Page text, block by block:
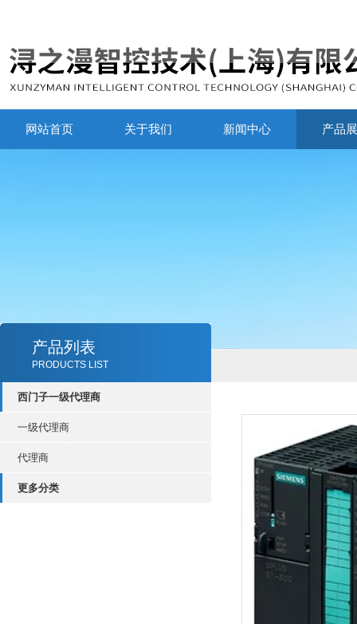
网站首页 关于我们 新闻中心 产品
产品列表
PRODUCTS LIST
西门子一级代理商
一级代理商
代理商
更多分类